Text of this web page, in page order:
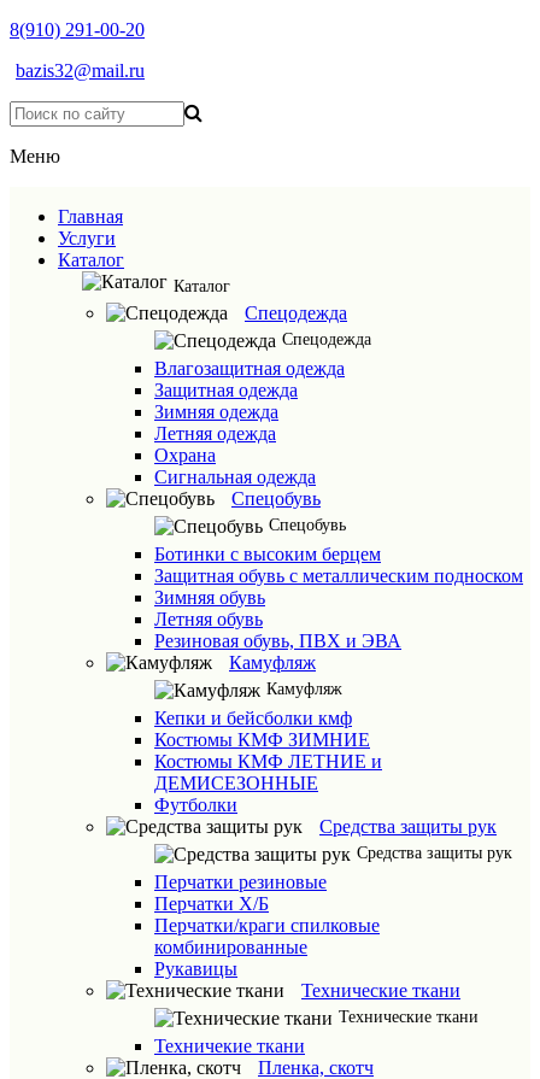
8(910) 291-00-20
bazis32@mail.ru
Меню
Главная
Услуги
Каталог
Каталог
Спецодежда
Спецодежда
Влагозащитная одежда
Защитная одежда
Зимняя одежда
Летняя одежда
Охрана
Сигнальная одежда
Спецобувь
Спецобувь
Ботинки с высоким берцем
Защитная обувь с металлическим подноском
Зимняя обувь
Летняя обувь
Резиновая обувь, ПВХ и ЭВА
Камуфляж
Камуфляж
Кепки и бейсболки кмф
Костюмы КМФ ЗИМНИЕ
Костюмы КМФ ЛЕТНИЕ и
ДЕМИСЕЗОННЫЕ
Футболки
Средства защиты рук
Средства защиты рук
Перчатки резиновые
Перчатки Х/Б
Перчатки/краги спилковые
комбинированные
Рукавицы
Технические ткани
Технические ткани
Техничекие ткани
Пленка, скотч